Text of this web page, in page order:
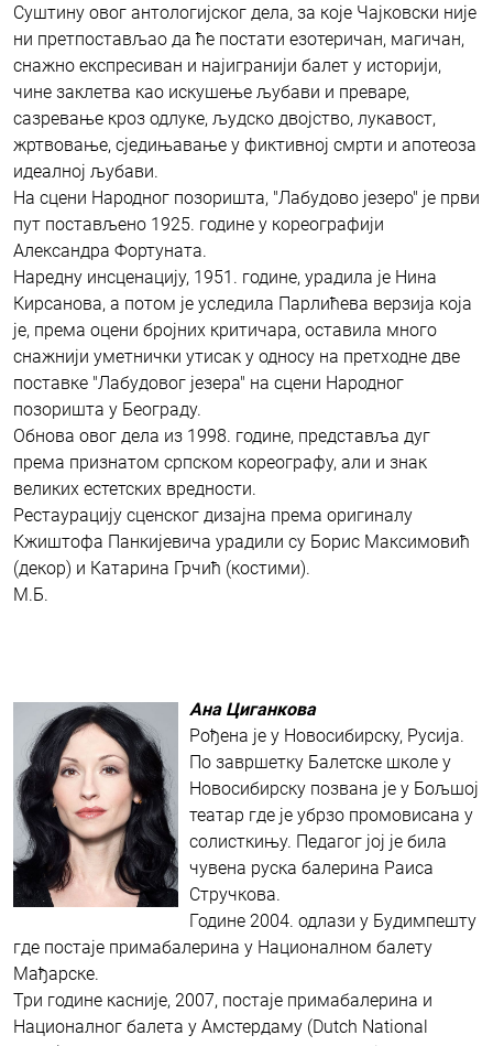
Суштину овог антологијског дела, за које Чајковски није
ни претпостављао да ће постати езотеричан, магичан,
снажно експресиван и најигранији балет у историји,
чине заклетва као искушење љубави и преваре,
сазревање кроз одлуке, људско двојство, лукавост,
жртвовање, сједињавање у фиктивној смрти и апотеоза
идеалној љубави.
На сцени Народног позоришта, "Лабудово језеро" је први
пут постављено 1925. године у кореографији
Александра Фортуната.
Наредну инсценацију, 1951. године, урадила је Нина
Кирсанова, а потом је уследила Парлићева верзија која
је, према оцени бројних критичара, оставила много
снажнији уметнички утисак у односу на претходне две
поставке "Лабудовог језера" на сцени Народног
позоришта у Београду.
Обнова овог дела из 1998. године, представља дуг
према признатом српском кореографу, али и знак
великих естетских вредности.
Рестаурацију сценског дизајна према оригиналу
Кжиштофа Панкијевича урадили су Борис Максимовић
(декор) и Катарина Грчић (костими).
М.Б.
Ана Циганкова
Рођена је у Новосибирску, Русија.
По завршетку Балетске школе у
Новосибирску позвана је у Бољшој
театар где је убрзо промовисана у
солисткињу. Педагог јој је била
чувена руска балерина Раиса
Стручкова.
Године 2004. одлази у Будимпешту
где постаје примабалерина у Националном балету
Мађарске.
Три године касније, 2007, постаје примабалерина и
Националног балета у Амстердаму (Dutch National